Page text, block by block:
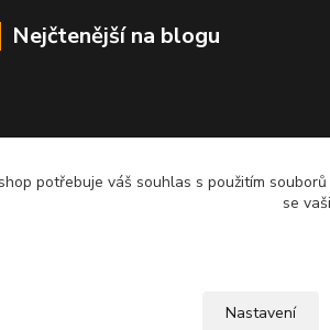
Nejčtenější na blogu
potřebuje váš souhlas s použitím
se
Nastavení